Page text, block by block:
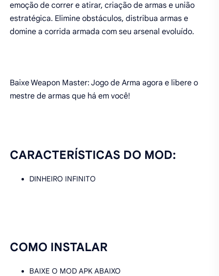
emoção de correr e atirar, criação de armas e união
estratégica. Elimine obstáculos, distribua armas e
domine a corrida armada com seu arsenal evoluído.
Baixe Weapon Master: Jogo de Arma agora e libere o
mestre de armas que há em você!
CARACTERÍSTICAS DO MOD:
DINHEIRO INFINITO
COMO INSTALAR
BAIXE O MOD APK ABAIXO